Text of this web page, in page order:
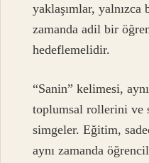
yaklaşımlar, yalnızca
zamanda adil bir
hedeflemelidir.
“Sanin” kelimesi,
toplumsal rollerini ve
simgeler. Eğitim,
aynı zamanda